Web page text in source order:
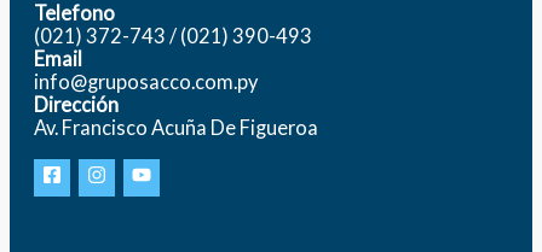
Telefono
(021) 372-743 / (021) 390-493
Email
info@gruposacco.com.py
Dirección
Av. Francisco Acuña De Figueroa